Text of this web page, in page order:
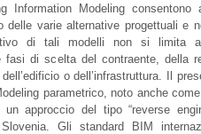
Information Modeling consentono
delle varie alternative progettuali e
di tali modelli non si limita
fasi di scelta del contraente, della
o dell’infrastruttura. Il
parametrico, noto anche
approccio del tipo “reverse
Gli standard BIM